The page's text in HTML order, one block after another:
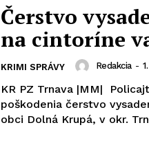
Čerstvo
na cintoríne
KRIMI SPRÁVY Redakcia -
KR PZ Trnava |MM|
poškodenia čerstvo
obci Dolná Krupá, v okr.